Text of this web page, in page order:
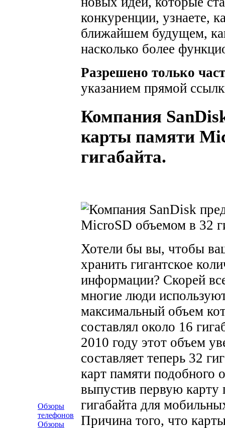
Обзоры
телефонов
Обзоры
конкуренции, узнаете,
ближайшем будущем,
насколько более
Разрешено только
указанием прямой
Компания
карты памяти
гигабайта.
Хотели бы вы, чтобы
хранить гигантское
информации? Скорей
многие люди
максимальный объем
составлял около 16
2010 году этот объем
составляет теперь 32
карт памяти подобного
выпустив первую
гигабайта для
Причина того, что